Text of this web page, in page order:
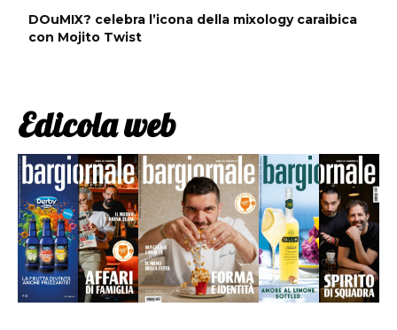
DOuMIX? celebra l’icona della mixology caraibica
con Mojito Twist
Edicola web